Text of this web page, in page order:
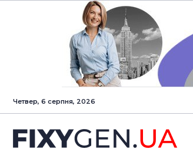
Четвер, 6 серпня, 2026